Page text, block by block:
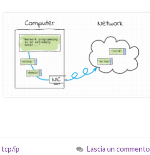
tcp/ip Lascia un commento